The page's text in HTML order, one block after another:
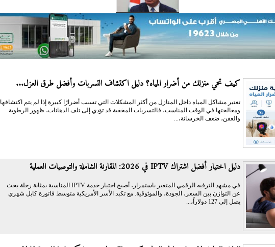
كيف تحمي منزلك من أضرار المياه؟ دليل اكتشاف التسربات وأفضل طرق العزل...
تعتبر مشاكل المياه داخل المنازل من أكثر المشكلات التي تسبب أضرارًا كبيرة إذا لم يتم اكتشافها
ومعالجتها في الوقت المناسب، فالتسربات المخفية قد تؤدي إلى تلف الدهانات، ظهور الرطوبة
والعفن، ضعف الخرسانة،...
دليل اختيار أفضل اشتراك IPTV في 2026: المقارنة الشاملة والتوصيات العملية
في مشهد الترفيه الرقمي المتغير باستمرار، أصبح اختيار خدمة IPTV المناسبة بمثابة رحلة بحث
عن التوازن بين السعر، الجودة، والموثوقية. مع تكبد الأسر الأمريكية متوسط فاتورة كابل شهري
يصل إلى 127 دولاراً،...